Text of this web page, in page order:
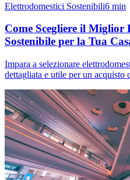
Elettrodomestici Sostenibili6 min
Come Scegliere il Miglior
Sostenibile per la Tua
Impara a selezionare
dettagliata e utile per un acquisto